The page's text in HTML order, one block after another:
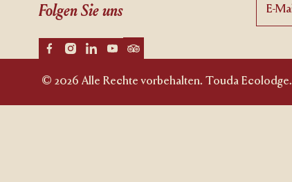
Folgen Sie uns
© 2026 Alle Rechte vorbehalten. Touda Ecolodge.